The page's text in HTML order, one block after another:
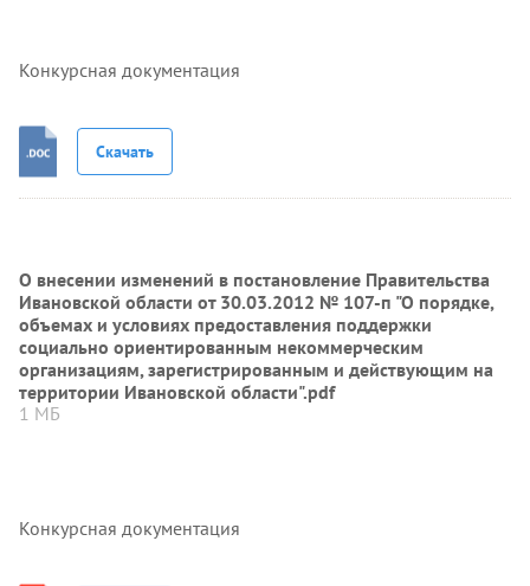
Конкурсная документация
Скачать
О внесении изменений в постановление Правительства
Ивановской области от 30.03.2012 № 107-п "О порядке,
объемах и условиях предоставления поддержки
социально ориентированным некоммерческим
организациям, зарегистрированным и действующим на
территории Ивановской области".pdf
1 МБ
Конкурсная документация